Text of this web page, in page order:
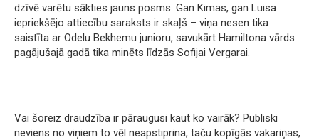
dzīvē varētu sākties jauns posms. Gan Kimas, gan Luisa
iepriekšējo attiecību saraksts ir skaļš – viņa nesen tika
saistīta ar Odelu Bekhemu junioru, savukārt Hamiltona vārds
pagājušajā gadā tika minēts līdzās Sofijai Vergarai.
Vai šoreiz draudzība ir pāraugusi kaut ko vairāk? Publiski
neviens no viņiem to vēl neapstiprina, taču kopīgās vakariņas,